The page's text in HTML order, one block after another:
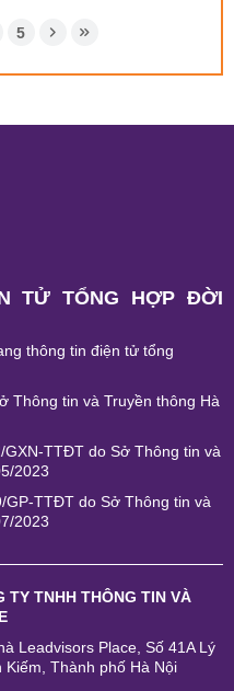
5
TỬ TỔNG HỢP ĐỜI
thông tin điện tử tổng
Thông tin và Truyền thông Hà
TTĐT do Sở Thông tin và
2023
GP-TTĐT do Sở Thông tin và
2023
TY TNHH THÔNG TIN VÀ
Leadvisors Place, Số 41A Lý
Thành phố Hà Nội